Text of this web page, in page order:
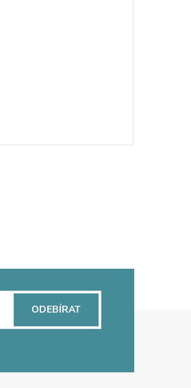
ODEBÍRAT